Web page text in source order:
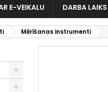
E-VEIKALU DARBA LAIKS
Mērīšanas instrumenti